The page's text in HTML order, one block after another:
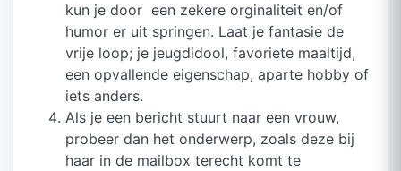
kun je door een zekere orginaliteit en/of
humor er uit springen. Laat je fantasie de
vrije loop; je jeugdidool, favoriete maaltijd,
een opvallende eigenschap, aparte hobby of
iets anders.
Als je een bericht stuurt naar een vrouw,
probeer dan het onderwerp, zoals deze bij
haar in de mailbox terecht komt te